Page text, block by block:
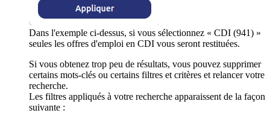
Dans l'exemple ci-dessus, si vous sélectionnez « CDI (941) »
seules les offres d'emploi en CDI vous seront restituées.
Si vous obtenez trop peu de résultats, vous pouvez supprimer
certains mots-clés ou certains filtres et critères et relancer votre
recherche.
Les filtres appliqués à votre recherche apparaissent de la façon
suivante :